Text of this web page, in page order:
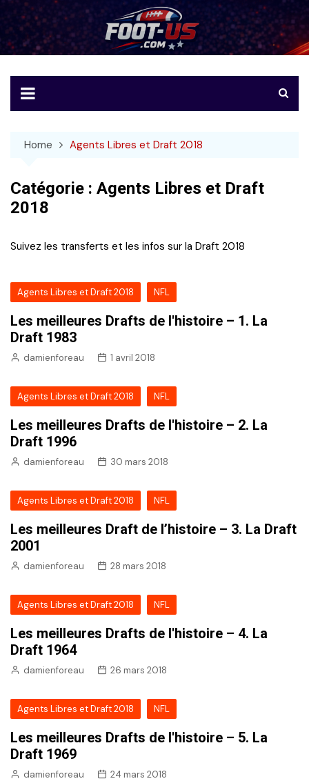
to
content
Foot-US
Le football américain en français
Home Agents Libres et Draft 2018
Catégorie : Agents Libres et Draft
2018
Suivez les transferts et les infos sur la Draft 2018
Agents Libres et Draft 2018 NFL
Les meilleures Drafts de l'histoire – 1. La
Draft 1983
damienforeau 1 avril 2018
Agents Libres et Draft 2018 NFL
Les meilleures Drafts de l'histoire – 2. La
Draft 1996
damienforeau 30 mars 2018
Agents Libres et Draft 2018 NFL
Les meilleures Draft de l’histoire – 3. La Draft
2001
damienforeau 28 mars 2018
Agents Libres et Draft 2018 NFL
Les meilleures Drafts de l'histoire – 4. La
Draft 1964
damienforeau 26 mars 2018
Agents Libres et Draft 2018 NFL
Les meilleures Drafts de l'histoire – 5. La
Draft 1969
damienforeau 24 mars 2018